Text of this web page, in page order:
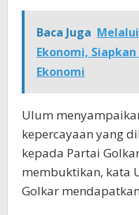
Baca Juga
Ekonomi,
Ekonomi
Ulum
kepercayaan yang
kepada Partai
membuktikan, kata
Golkar